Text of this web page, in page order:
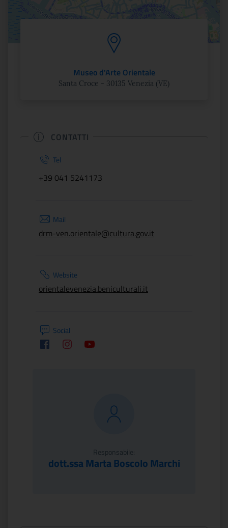
Museo d'Arte Orientale
Santa Croce - 30135 Venezia (VE)
CONTATTI
Tel
+39 041 5241173
Mail
drm-ven.orientale@cultura.gov.it
Website
orientalevenezia.beniculturali.it
Social
FacebookInstagramYoutube
Responsabile:
dott.ssa Marta Boscolo Marchi